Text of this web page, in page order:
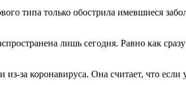
типа только обострила имевшиеся
лишь сегодня. Равно как
из-за коронавируса. Она считает, что